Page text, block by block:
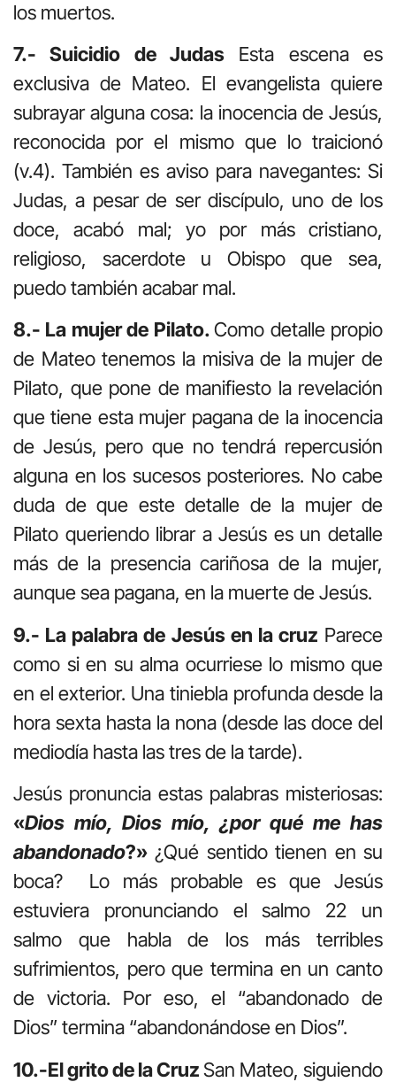
los muertos.
7.- Suicidio de Judas Esta escena es
exclusiva de Mateo. El evangelista quiere
subrayar alguna cosa: la inocencia de Jesús,
reconocida por el mismo que lo traicionó
(v.4). También es aviso para navegantes: Si
Judas, a pesar de ser discípulo, uno de los
doce, acabó mal; yo por más cristiano,
religioso, sacerdote u Obispo que sea,
puedo también acabar mal.
8.- La mujer de Pilato.Como detalle propio
de Mateo tenemos la misiva de la mujer de
Pilato, que pone de manifiesto la revelación
que tiene esta mujer pagana de la inocencia
de Jesús, pero que no tendrá repercusión
alguna en los sucesos posteriores. No cabe
duda de que este detalle de la mujer de
Pilato queriendo librar a Jesús es un detalle
más de la presencia cariñosa de la mujer,
aunque sea pagana, en la muerte de Jesús.
9.- La palabra de Jesús en la cruz Parece
como si en su alma ocurriese lo mismo que
en el exterior. Una tiniebla profunda desde la
hora sexta hasta la nona (desde las doce del
mediodía hasta las tres de la tarde).
Jesús pronuncia estas palabras misteriosas:
«Dios mío, Dios mío, ¿por qué me has
abandonado?» ¿Qué sentido tienen en su
boca? Lo más probable es que Jesús
estuviera pronunciando el salmo 22 un
salmo que habla de los más terribles
sufrimientos, pero que termina en un canto
de victoria. Por eso, el “abandonado de
Dios” termina “abandonándose en Dios”.
10.-El grito de la CruzSan Mateo, siguiendo